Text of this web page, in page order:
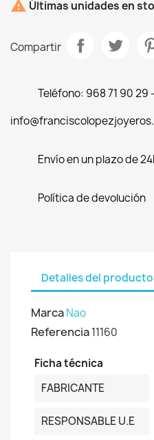
 Últimas unidades en
Compartir
Teléfono: 968 71 90 29
Envío en un plazo de
Política de devolución
Detalles del producto
MarcaNao
Referencia11160
Ficha técnica
FABRICANTE
RESPONSABLE U.E